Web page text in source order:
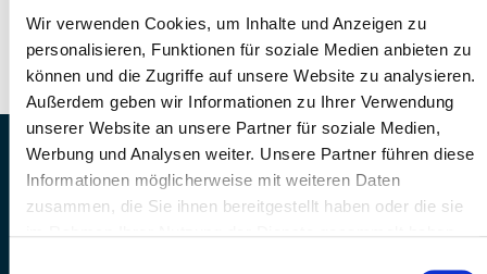
Wir verwenden Cookies, um Inhalte und Anzeigen zu
personalisieren, Funktionen für soziale Medien anbieten zu
können und die Zugriffe auf unsere Website zu analysieren.
Außerdem geben wir Informationen zu Ihrer Verwendung
unserer Website an unsere Partner für soziale Medien,
Werbung und Analysen weiter. Unsere Partner führen diese
Informationen möglicherweise mit weiteren Daten
zusammen, die Sie ihnen bereitgestellt haben oder die sie
Téléphone: +41 41 260 33 67
E-Mail: info@mssports.ch
MS Sports AG • Sonnenrain 3b • CH-6221
Rickenbach
Telefon: +41 41 260 33 67 • E-